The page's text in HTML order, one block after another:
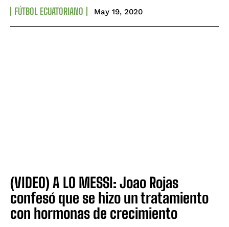
FÚTBOL ECUATORIANO May 19, 2020
(VIDEO) A LO MESSI: Joao Rojas
confesó que se hizo un tratamiento
con hormonas de crecimiento